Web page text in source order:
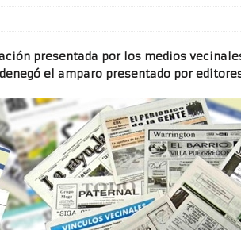
presentada por los medios
el amparo presentado por